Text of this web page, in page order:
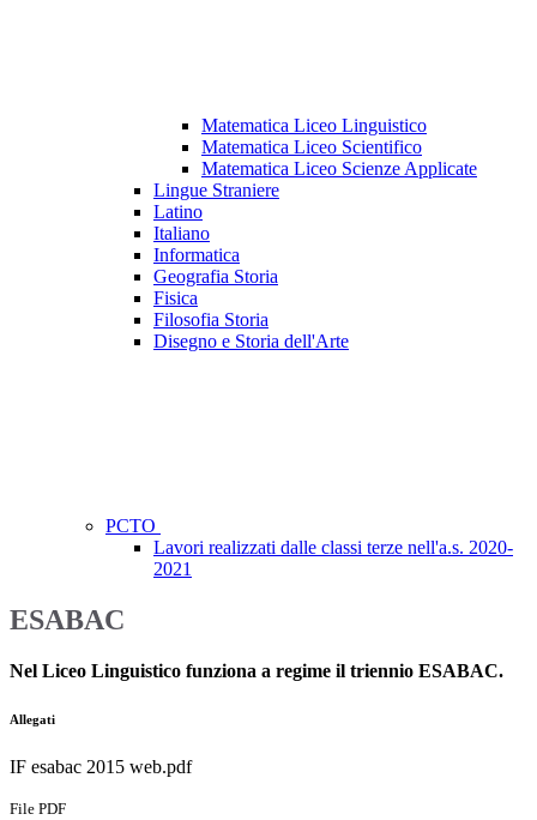
Matematica Liceo Linguistico
Matematica Liceo Scientifico
Matematica Liceo Scienze Applicate
Lingue Straniere
Latino
Italiano
Informatica
Geografia Storia
Fisica
Filosofia Storia
Disegno e Storia dell'Arte
PCTO
Lavori realizzati dalle classi terze nell'a.s. 2020-
2021
ESABAC
Nel Liceo Linguistico funziona a regime il triennio ESABAC.
Allegati
IF esabac 2015 web.pdf
File PDF